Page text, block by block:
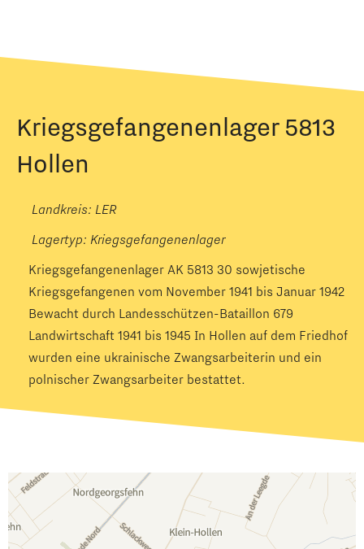
Kriegsgefangenenlager 5813
Hollen
Landkreis: LER
Lagertyp: Kriegsgefangenenlager
Kriegsgefangenenlager AK 5813 30 sowjetische
Kriegsgefangenen vom November 1941 bis Januar 1942
Bewacht durch Landesschützen-Bataillon 679
Landwirtschaft 1941 bis 1945 In Hollen auf dem Friedhof
wurden eine ukrainische Zwangsarbeiterin und ein
polnischer Zwangsarbeiter bestattet.